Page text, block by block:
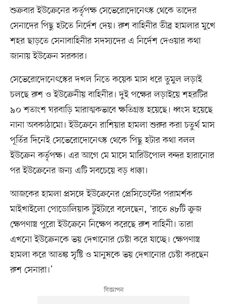
শুক্রবার ইউক্রেনের কর্তৃপক্ষ সেভেরোদোনেৎস্ক থেকে তাদের
সেনাদের পিছু হটতে নির্দেশ দেয়। রুশ বাহিনীর তীব্র হামলার মুখে
শহর ছাড়তে সেনাবাহিনীর সদস্যদের এ নির্দেশ দেওয়ার কথা
জানায় ইউক্রেন সরকার।
সেভেরোদোনেৎস্কের দখল নিতে কয়েক মাস ধরে তুমুল লড়াই
চলছে রুশ ও ইউক্রেনীয় বাহিনীর। দুই পক্ষের লড়াইয়ে শহরটির
৯০ শতাংশ ঘরবাড়ি মারাত্মকভাবে ক্ষতিগ্রস্ত হয়েছে। ধ্বংস হয়েছে
নানা অবকাঠামো। ইউক্রেনে রাশিয়ার হামলা শুরুর করা চতুর্থ মাস
পূর্তির দিনেই সেভেরোদোনেৎস্ক থেকে পিছু হটার কথা বলল
ইউক্রেন কর্তৃপক্ষ। এর আগে মে মাসে মারিউপোল বন্দর হারানোর
পর ইউক্রেনের জন্য এটি সবচেয়ে বড় ধাক্কা।
আজকের হামলা প্রসঙ্গে ইউক্রেনের প্রেসিডেন্টের পরামর্শক
মাইখাইলো পোডোলিয়াক টুইটারে বলেছেন, ‘রাতে ৪৮টি ক্রুজ
ক্ষেপণাস্ত্র পুরো ইউক্রেনে নিক্ষেপ করেছে রুশ বাহিনী। তারা
এখনো ইউক্রেনকে ভয় দেখানোর চেষ্টা করে যাচ্ছে। ক্ষেপণাস্ত্র
হামলা করে আতঙ্ক সৃষ্টি ও মানুষকে ভয় দেখানোর চেষ্টা করছেন
রুশ সেনারা।’